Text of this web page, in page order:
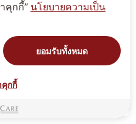
นผม และริมฝีปาก
ภัณฑ์เซรั่ม น้ำตบ โทนิก
มร่วง ผมหงอก ตามแนวคิด
อน ปลูกเครา ปลูกขนตา...
คุกกี้” นโยบายความเป็น
ยอมรับทั้งหมด
คุกกี้